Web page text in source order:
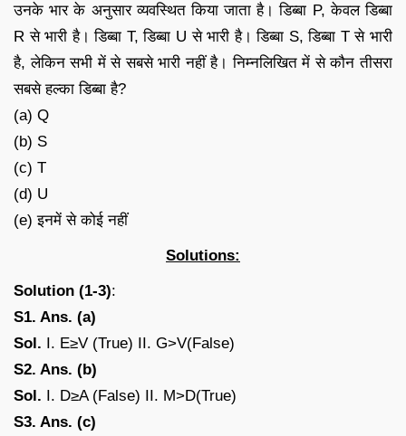
उनके भार के अनुसार व्यवस्थित किया जाता है। डिब्बा P, केवल डिब्बा
R से भारी है। डिब्बा T, डिब्बा U से भारी है। डिब्बा S, डिब्बा T से भारी
है, लेकिन सभी में से सबसे भारी नहीं है। निम्नलिखित में से कौन तीसरा
सबसे हल्का डिब्बा है?
(a) Q
(b) S
(c) T
(d) U
(e) इनमें से कोई नहीं
Solutions:
Solution (1-3):
S1. Ans. (a)
Sol. I. E≥V (True) II. G>V(False)
S2. Ans. (b)
Sol. I. D≥A (False) II. M>D(True)
S3. Ans. (c)